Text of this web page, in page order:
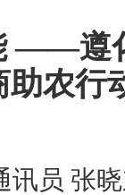
——遵
助农行
讯员 张